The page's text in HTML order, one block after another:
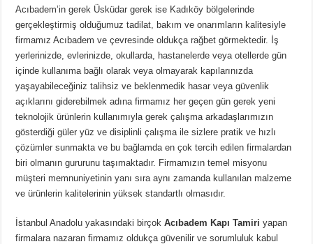
Acıbadem’in gerek Üsküdar gerek ise Kadıköy bölgelerinde
gerçekleştirmiş olduğumuz tadilat, bakım ve onarımların kalitesiyle
firmamız Acıbadem ve çevresinde oldukça rağbet görmektedir. İş
yerlerinizde, evlerinizde, okullarda, hastanelerde veya otellerde gün
içinde kullanıma bağlı olarak veya olmayarak kapılarınızda
yaşayabileceğiniz talihsiz ve beklenmedik hasar veya güvenlik
açıklarını giderebilmek adına firmamız her geçen gün gerek yeni
teknolojik ürünlerin kullanımıyla gerek çalışma arkadaşlarımızın
gösterdiği güler yüz ve disiplinli çalışma ile sizlere pratik ve hızlı
çözümler sunmakta ve bu bağlamda en çok tercih edilen firmalardan
biri olmanın gururunu taşımaktadır. Firmamızın temel misyonu
müşteri memnuniyetinin yanı sıra aynı zamanda kullanılan malzeme
ve ürünlerin kalitelerinin yüksek standartlı olmasıdır.
İstanbul Anadolu yakasındaki birçokAcıbadem Kapı Tamiri yapan
firmalara nazaran firmamız oldukça güvenilir ve sorumluluk kabul